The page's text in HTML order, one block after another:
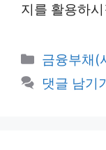
지를 활용하
카
테
고
금융부채(
댓글 남기